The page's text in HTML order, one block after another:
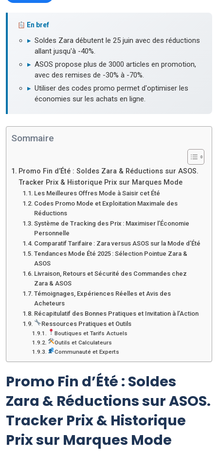
En bref
▸ Soldes Zara débutent le 25 juin avec des réductions
allant jusqu'à -40%.
▸ ASOS propose plus de 3000 articles en promotion,
avec des remises de -30% à -70%.
▸ Utiliser des codes promo permet d'optimiser les
économies sur les achats en ligne.
Sommaire
Promo Fin d’Été : Soldes Zara & Réductions sur ASOS.
Tracker Prix & Historique Prix sur Marques Mode
Les Meilleures Offres Mode à Saisir cet Été
Codes Promo Mode et Exploitation Maximale des
Réductions
Système de Tracking des Prix : Maximiser l’Économie
Personnelle
Comparatif Tarifaire : Zara versus ASOS sur la Mode d’Été
Tendances Mode Été 2025 : Sélection Pointue Zara &
ASOS
Livraison, Retours et Sécurité des Commandes chez
Zara & ASOS
Témoignages, Expériences Réelles et Avis des
Acheteurs
Récapitulatif des Bonnes Pratiques et Invitation à l’Action
Ressources Pratiques et Outils
Boutiques et Tarifs Actuels
Outils et Calculateurs
Communauté et Experts
Promo Fin d’Été : Soldes
Zara & Réductions sur ASOS.
Tracker Prix & Historique
Prix sur Marques Mode